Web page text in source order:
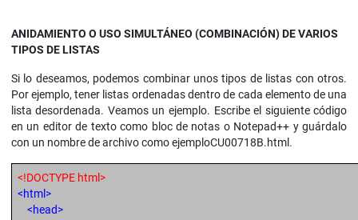
ANIDAMIENTO O USO SIMULTÁNEO (COMBINACIÓN) DE VARIOS
TIPOS DE LISTAS
Si lo deseamos, podemos combinar unos tipos de listas con otros.
Por ejemplo, tener listas ordenadas dentro de cada elemento de una
lista desordenada. Veamos un ejemplo. Escribe el siguiente código
en un editor de texto como bloc de notas o Notepad++ y guárdalo
con un nombre de archivo como ejemploCU00718B.html.
<!DOCTYPE html>
<html>
<head>